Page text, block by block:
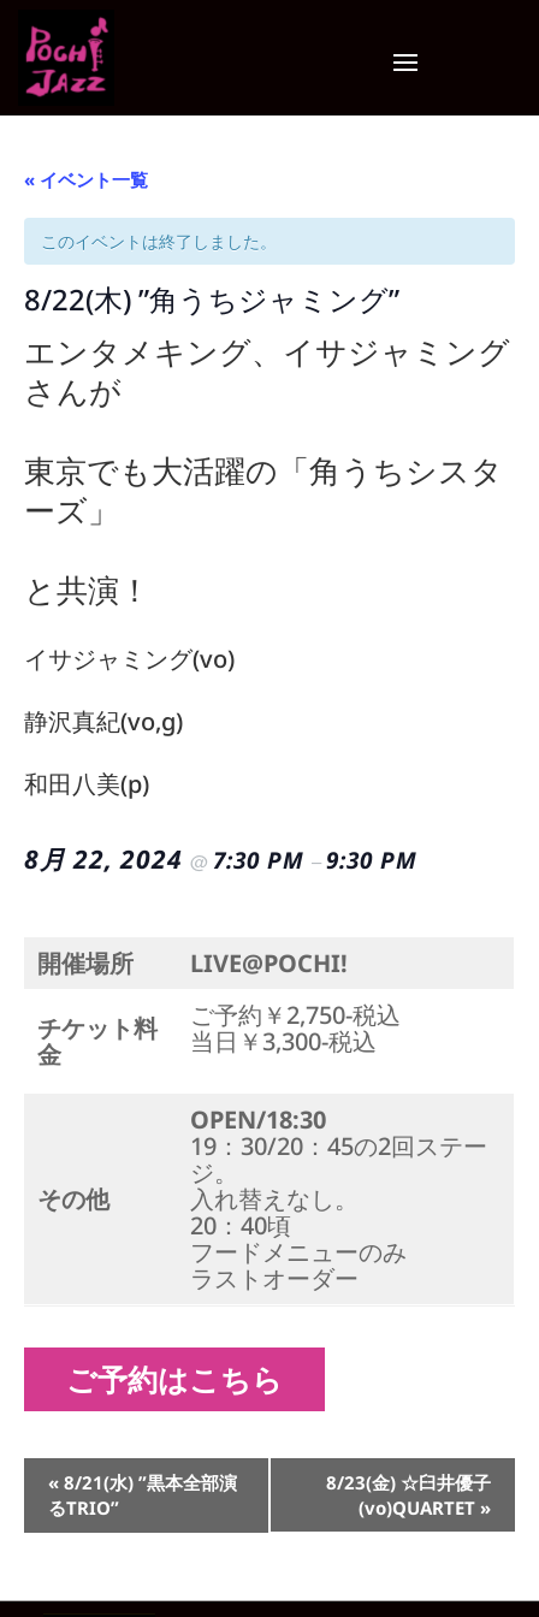
« イベント一覧
このイベントは終了しました。
8/22(木) ”角うちジャミング”
エンタメキング、イサジャミング
さんが
東京でも大活躍の「角うちシスタ
ーズ」
と共演！
イサジャミング(vo)
静沢真紀(vo,g)
和田八美(p)
8月 22, 2024 @ 7:30 PM –9:30 PM
開催場所
LIVE@POCHI!
チケット料
金
ご予約￥2,750-税込
当日￥3,300-税込
その他
OPEN/18:30
19：30/20：45の2回ステー
ジ。
入れ替えなし。
20：40頃
フードメニューのみ
ラストオーダー
ご予約はこちら
イ
ベ
ン
ビ
« 8/21(水) ”黒本全部演
るTRIO”
8/23(金) ☆臼井優子
(vo)QUARTET »